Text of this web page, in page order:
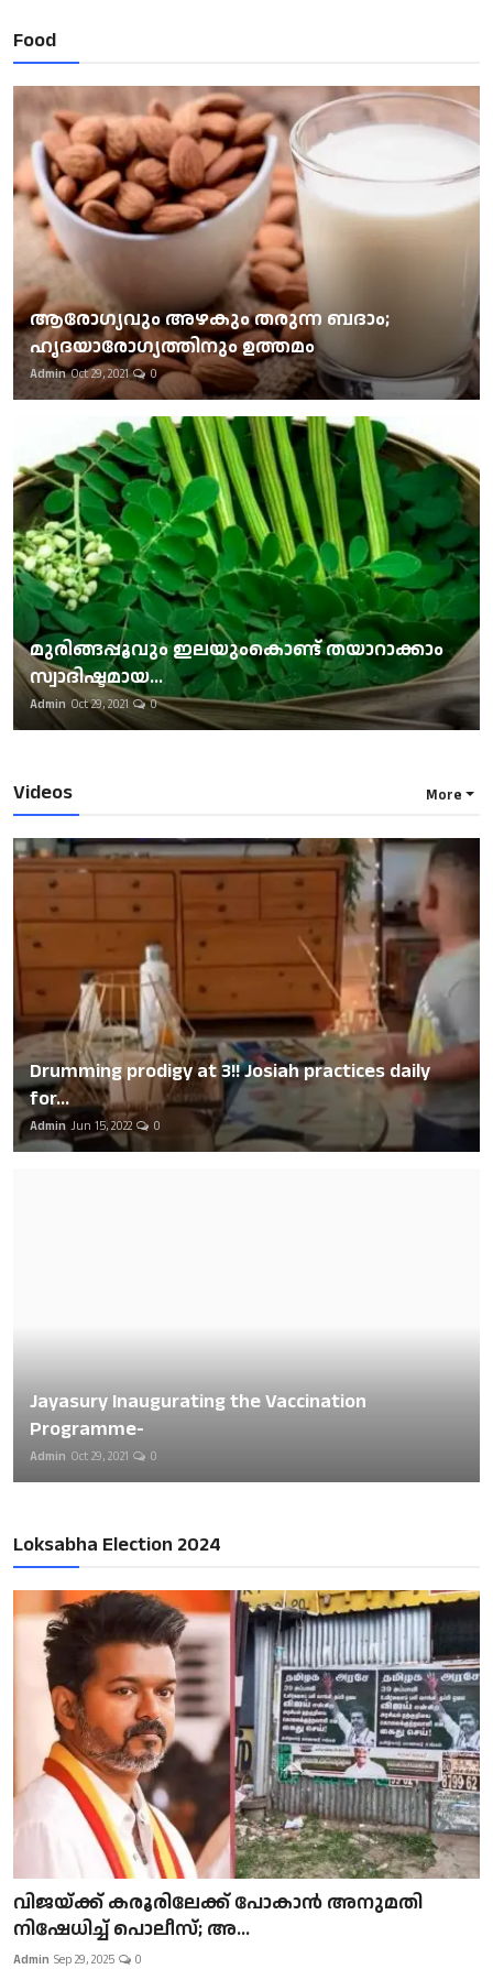
Food
ആരോഗ്യവും അഴകും തരുന്ന ബദാം;
ഹൃദയാരോഗ്യത്തിനും ഉത്തമം
Admin Oct 29, 2021 0
മുരിങ്ങപ്പൂവും ഇലയുംകൊണ്ട് തയാറാക്കാം
സ്വാദിഷ്ടമായ...
Admin Oct 29, 2021 0
Videos More
Drumming prodigy at 3!! Josiah practices daily
for...
Admin Jun 15, 2022 0
Jayasury Inaugurating the Vaccination
Programme-
Admin Oct 29, 2021 0
Loksabha Election 2024
വിജയ്ക്ക് കരൂരിലേക്ക് പോകാൻ അനുമതി
നിഷേധിച്ച് പൊലീസ്; അ...
Admin Sep 29, 2025 0